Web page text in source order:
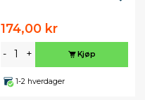
174,00 kr
- + Kjøp
1-2 hverdager